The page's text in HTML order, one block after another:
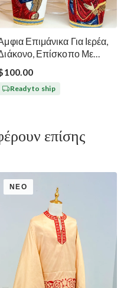
Επιμάνικα Για Ιερέα,
Επίσκοπο Με
Εικόνες Ευαγγελισμού
Ready to ship
επίσης
ΝΈΟ